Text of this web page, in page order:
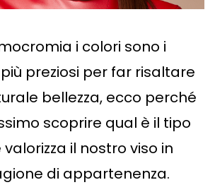
i colori sono i
preziosi per far risaltare
bellezza, ecco perché
scoprire qual è il tipo
il nostro viso in
di appartenenza.